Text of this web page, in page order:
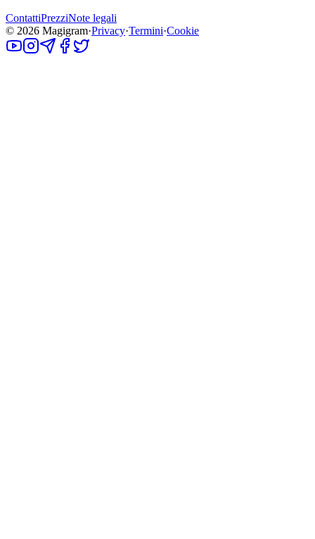
ContattiPrezziNote legali
© 2026 Magigram·Privacy·Termini·Cookie